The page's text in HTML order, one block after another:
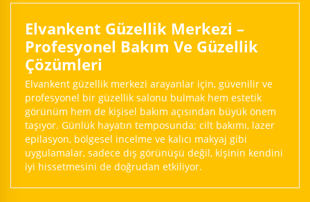
Elvankent Güzellik Merkezi –
Profesyonel Bakım Ve Güzellik
Çözümleri
Elvankent güzellik merkezi arayanlar için, güvenilir ve
profesyonel bir güzellik salonu bulmak hem estetik
görünüm hem de kişisel bakım açısından büyük önem
taşıyor. Günlük hayatın temposunda; cilt bakımı, lazer
epilasyon, bölgesel incelme ve kalıcı makyaj gibi
uygulamalar, sadece dış görünüşü değil, kişinin kendini
iyi hissetmesini de doğrudan etkiliyor.